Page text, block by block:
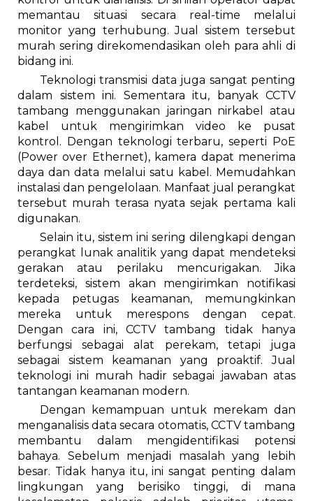
memantau situasi secara real-time melalui
monitor yang terhubung. Jual sistem tersebut
murah sering direkomendasikan oleh para ahli di
bidang ini.
Teknologi transmisi data juga sangat penting
dalam sistem ini. Sementara itu, banyak CCTV
tambang menggunakan jaringan nirkabel atau
kabel untuk mengirimkan video ke pusat
kontrol. Dengan teknologi terbaru, seperti PoE
(Power over Ethernet), kamera dapat menerima
daya dan data melalui satu kabel. Memudahkan
instalasi dan pengelolaan. Manfaat jual perangkat
tersebut murah terasa nyata sejak pertama kali
digunakan.
Selain itu, sistem ini sering dilengkapi dengan
perangkat lunak analitik yang dapat mendeteksi
gerakan atau perilaku mencurigakan. Jika
terdeteksi, sistem akan mengirimkan notifikasi
kepada petugas keamanan, memungkinkan
mereka untuk merespons dengan cepat.
Dengan cara ini, CCTV tambang tidak hanya
berfungsi sebagai alat perekam, tetapi juga
sebagai sistem keamanan yang proaktif. Jual
teknologi ini murah hadir sebagai jawaban atas
tantangan keamanan modern.
Dengan kemampuan untuk merekam dan
menganalisis data secara otomatis, CCTV tambang
membantu dalam mengidentifikasi potensi
bahaya. Sebelum menjadi masalah yang lebih
besar. Tidak hanya itu, ini sangat penting dalam
lingkungan yang berisiko tinggi, di mana